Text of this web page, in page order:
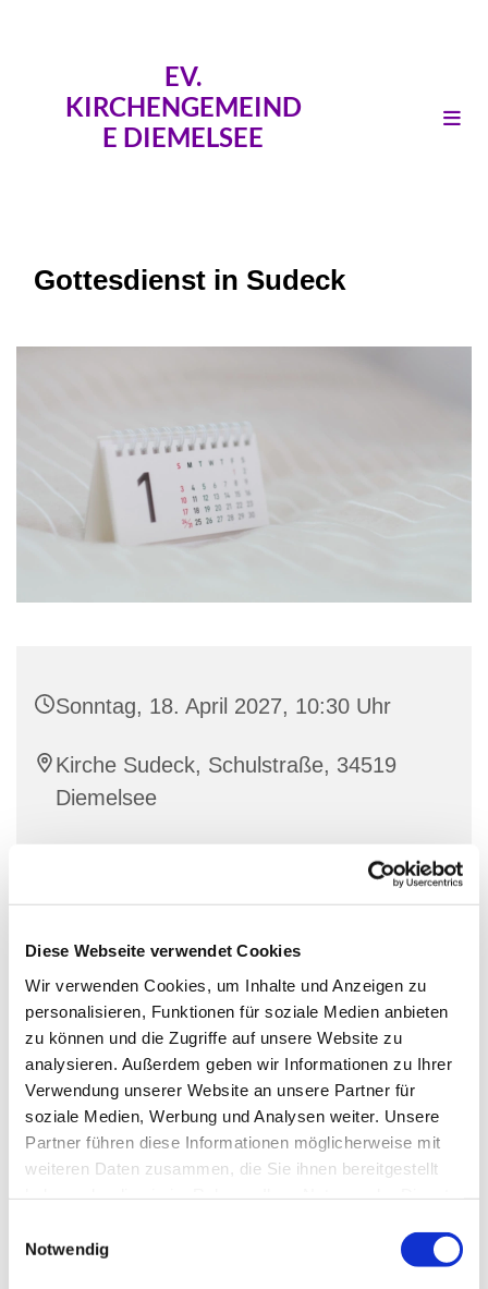
Diese Webseite verwendet Cookies
Wir verwenden Cookies, um Inhalte und Anzeigen zu
personalisieren, Funktionen für soziale Medien anbieten
zu können und die Zugriffe auf unsere Website zu
analysieren. Außerdem geben wir Informationen zu Ihrer
Verwendung unserer Website an unsere Partner für
soziale Medien, Werbung und Analysen weiter. Unsere
Partner führen diese Informationen möglicherweise mit
weiteren Daten zusammen, die Sie ihnen bereitgestellt
Notwendig
EV.
KIRCHENGEMEIND
E DIEMELSEE
Gottesdienst in Sudeck
Sonntag, 18. April 2027, 10:30 Uhr
Kirche Sudeck, Schulstraße, 34519
Diemelsee